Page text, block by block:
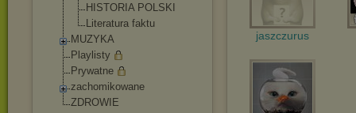
HISTORIA POLSKI
Literatura faktu
MUZYKA
Playlisty
Prywatne
zachomikowane
ZDROWIE
jaszczurus